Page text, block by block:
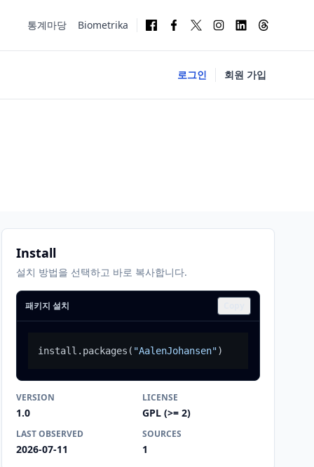
통계마당 Biometrika
로그인 회원 가입
Install
설치 방법을 선택하고 바로 복사합니다.
패키지 설치
install.packages ( "AalenJohansen")
VERSION
1.0
LICENSE
GPL (>= 2)
LAST OBSERVED
2026-07-11
SOURCES
1